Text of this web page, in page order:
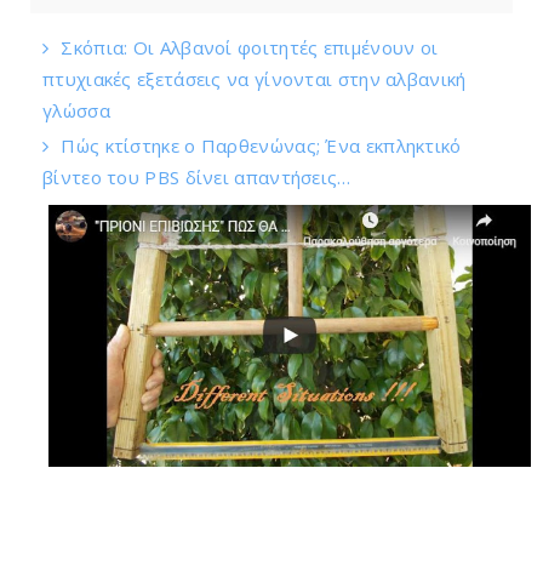
Σκόπια: Οι Αλβανοί φοιτητές επιμένουν οι
πτυχιακές εξετάσεις να γίνονται στην αλβανική
γλώσσα
Πώς κτίστηκε ο Παρθενώνας; Ένα εκπληκτικό
βίντεο του PBS δίνει απαντήσεις…